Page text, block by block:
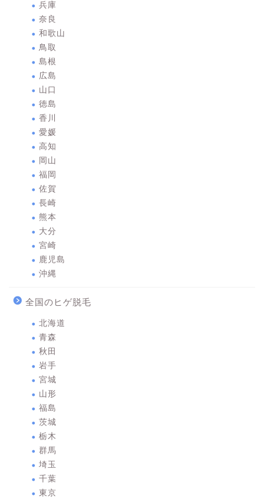
兵庫
奈良
和歌山
鳥取
島根
広島
山口
徳島
香川
愛媛
高知
岡山
福岡
佐賀
長崎
熊本
大分
宮崎
鹿児島
沖縄
全国のヒゲ脱毛
北海道
青森
秋田
岩手
宮城
山形
福島
茨城
栃木
群馬
埼玉
千葉
東京